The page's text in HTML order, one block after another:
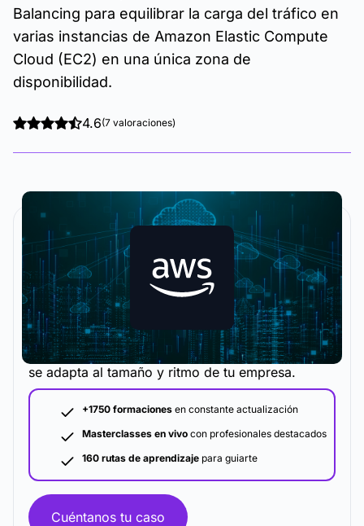
Balancing para equilibrar la carga del tráfico en
varias instancias de Amazon Elastic Compute
Cloud (EC2) en una única zona de
disponibilidad.
4.6(7 valoraciones)
La metodología y plataforma de formación que
se adapta al tamaño y ritmo de tu empresa.
+1750 formaciones en constante actualización
Masterclasses en vivo con profesionales destacados
160 rutas de aprendizaje para guiarte
Cuéntanos tu caso